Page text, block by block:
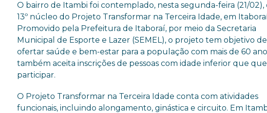
O bairro de Itambi foi contemplado, nesta segunda-feira (21/02),
13º núcleo do Projeto Transformar na Terceira Idade, em
Promovido pela Prefeitura de Itaboraí, por meio da Secretaria
Municipal de Esporte e Lazer (SEMEL), o projeto tem objetivo de
ofertar saúde e bem-estar para a população com mais de 60
também aceita inscrições de pessoas com idade inferior que
participar.
O Projeto Transformar na Terceira Idade conta com atividades
funcionais, incluindo alongamento, ginástica e circuito. Em